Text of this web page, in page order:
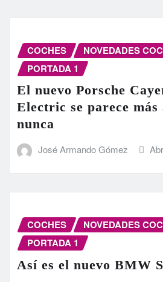
COCHES
NOVEDADES
PORTADA 1
El nuevo Porsche
Electric se parece más
nunca
José Armando Gómez
COCHES
NOVEDADES
PORTADA 1
Así es el nuevo BMW